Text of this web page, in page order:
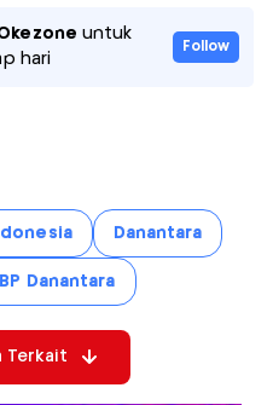
untuk
hari
Follow
Danantara
BP Danantara
Terkait